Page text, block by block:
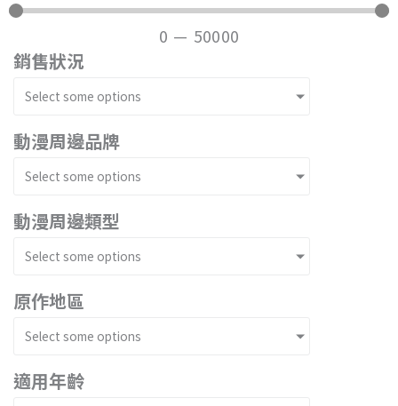
0 — 50000
銷售狀況
Select some options
動漫周邊品牌
Select some options
動漫周邊類型
Select some options
原作地區
Select some options
適用年齡